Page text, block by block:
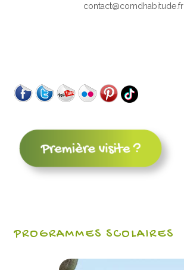
contact@comdhabitude.fr
PROGRAMMES SCOLAIRES